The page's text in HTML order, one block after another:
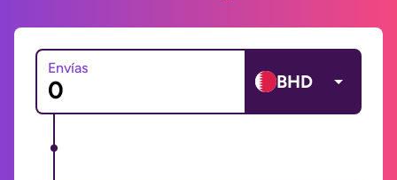
Envías
BHD